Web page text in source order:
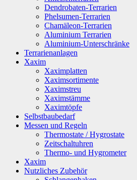
Dendrobaten-Terrarien
Phelsumen-Terrarien
Chamäleon-Terrarien
Aluminium Terrarien
Aluminium-Unterschränke
Terrarienanlagen
Xaxim
Xaximplatten
Xaximsortimente
Xaximstreu
Xaximstämme
Xaximtöpfe
Selbstbaubedarf
Messen und Regeln
Thermostate / Hygrostate
Zeitschaltuhren
Thermo- und Hygrometer
Xaxim
Nutzliches Zubehör